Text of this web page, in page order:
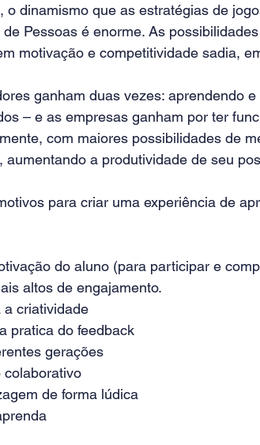
o dinamismo que as estratégias de
Pessoas é enorme. As
motivação e competitividade sadia,
ganham duas vezes: aprendendo
– e as empresas ganham por ter
com maiores possibilidades de
aumentando a produtividade de seu
para criar uma experiência de
do aluno (para participar e
altos de engajamento.
a criatividade
pratica do feedback
gerações
colaborativo
de forma lúdica